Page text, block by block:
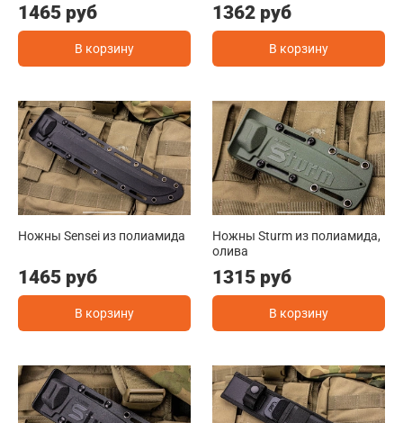
1465 руб
В корзину
1362 руб
В корзину
Ножны Sensei из полиамида
1465 руб
В корзину
Ножны Sturm из полиамида,
олива
1315 руб
В корзину